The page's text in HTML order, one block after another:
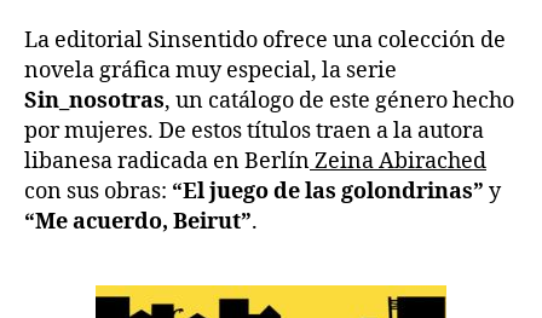
La editorial Sinsentido ofrece una colección de
novela gráfica muy especial, la serie
Sin_nosotras, un catálogo de este género hecho
por mujeres. De estos títulos traen a la autora
libanesa radicada en BerlínZeina Abirached
con sus obras: “El juego de las golondrinas” y
“Me acuerdo, Beirut”.